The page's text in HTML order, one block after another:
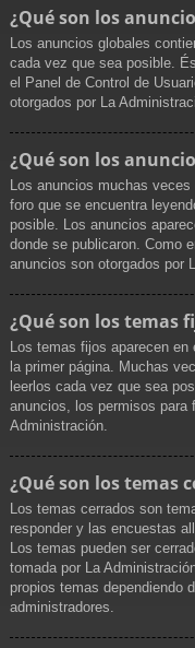
¿Qué son los
Los anuncios globales
cada vez que sea posible.
el Panel de Control de
otorgados por La
¿Qué son los
Los anuncios muchas
foro que se encuentra
posible. Los anuncios
donde se publicaron. Como
anuncios son otorgados por
¿Qué son los temas
Los temas fijos aparecen
la primer página. Muchas
leerlos cada vez que sea
anuncios, los permisos para
Administración.
¿Qué son los temas
Los temas cerrados son
responder y las encuestas
Los temas pueden ser
tomada por La
propios temas dependiendo
administradores.